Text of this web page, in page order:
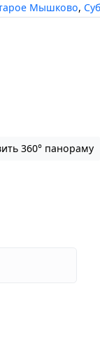
Мышково,
360° панораму